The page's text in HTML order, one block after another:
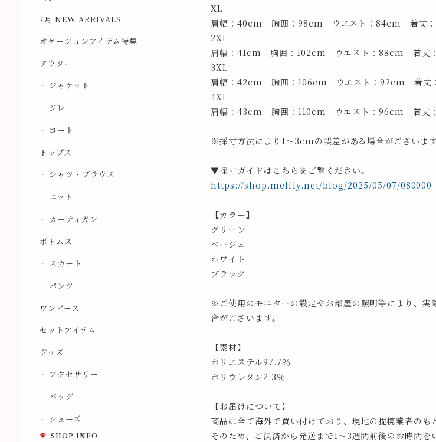
7月 NEW ARRIVALS
オケージョンアイテム特集
アウター
ジャケット
ジレ
コート
トップス
シャツ・ブラウス
ニット
カーディガン
ボトムス
スカート
パンツ
ワンピース
セットアイテム
グッズ
アクセサリー
バッグ
シューズ
SHOP INFO
XL
肩幅：40cm 胸囲：98cm ウエスト：84cm 着丈
2XL
肩幅：41cm 胸囲：102cm ウエスト：88cm 着丈
3XL
肩幅：42cm 胸囲：106cm ウエスト：92cm 着
4XL
肩幅：43cm 胸囲：110cm ウエスト：96cm 着丈
※採寸方法により1～3cmの誤差がある場合がございます
▼採寸ガイドはこちらをご覧ください。
https://shop.melffy.net/blog/2025/05/07/080000
【カラー】
グリーン
ベージュ
ホワイト
ブラック
※ご使用のモニターの設定やお部屋の照明等により、実
合がございます。
【素材】
ポリエステル97.7％
ポリウレタン2.3％
【お届けについて】
商品は全て海外で買い付けており、現地の提携業者のも
そのため、ご決済から発送まで1～3週間前後のお時間を